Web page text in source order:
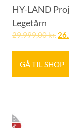
HY-LAND
Legetårn
29.999,00kr.
GÅ TIL SHOP